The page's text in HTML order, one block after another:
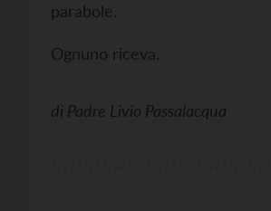
parabole.
Ognuno riceva.
di Padre Livio Passalacqua